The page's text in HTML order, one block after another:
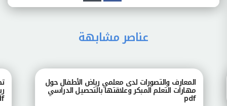
عناصر مشابهة
المعارف والتصورات لدى معلمي رياض الأطفال حول
مهارات التعلم المبكر وعلاقتها بالتحصيل الدراسي
pdf
pdf